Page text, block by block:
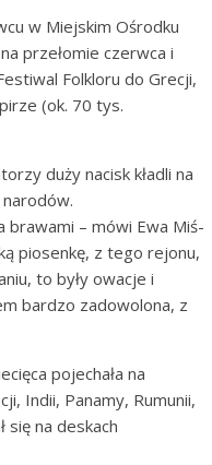
w Miejskim Ośrodku
przełomie czerwca i
Folkloru do Grecji,
(ok. 70 tys.
duży nacisk kładli na
brawami – mówi Ewa Miś-
piosenkę, z tego rejonu,
to były owacje i
bardzo zadowolona, z
pojechała na
Indii, Panamy, Rumunii,
się na deskach